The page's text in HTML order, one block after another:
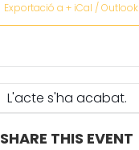
L'acte s'ha acabat.
SHARE THIS EVENT
Exportació a + iCal / Outlook